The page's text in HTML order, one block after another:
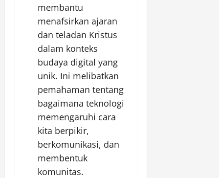
membantu
menafsirkan ajaran
dan teladan Kristus
dalam konteks
budaya digital yang
unik. Ini melibatkan
pemahaman tentang
bagaimana teknologi
memengaruhi cara
kita berpikir,
berkomunikasi, dan
membentuk
komunitas.